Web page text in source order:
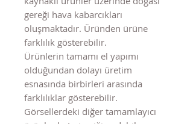
gereği hava kabarcıkları
oluşmaktadır. Üründen ürüne
farklılık gösterebilir.
Ürünlerin tamamı el yapımı
olduğundan dolayı üretim
esnasında birbirleri arasında
farklılıklar gösterebilir.
Görsellerdeki diğer tamamlayıcı